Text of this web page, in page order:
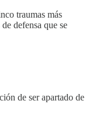
traumas más
defensa que se
de ser apartado de